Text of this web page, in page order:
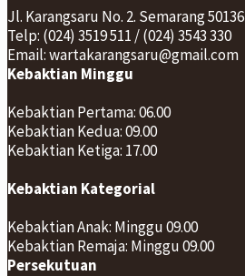
Jl. Karangsaru No. 2. Semarang 50136
Telp: (024) 3519 511 / (024) 3543 330
Email: wartakarangsaru@gmail.com
Kebaktian Minggu
Kebaktian Pertama: 06.00
Kebaktian Kedua: 09.00
Kebaktian Ketiga: 17.00
Kebaktian Kategorial
Kebaktian Anak: Minggu 09.00
Kebaktian Remaja: Minggu 09.00
Persekutuan